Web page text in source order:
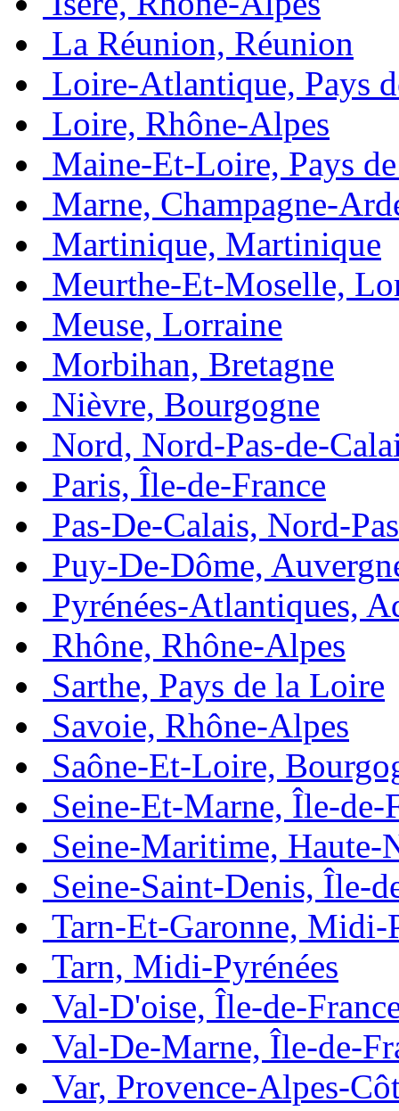
La Réunion, Réunion
Loire-Atlantique, Pays
Loire, Rhône-Alpes
Maine-Et-Loire, Pays
Marne, Champagne-
Martinique, Martinique
Meurthe-Et-Moselle,
Meuse, Lorraine
Morbihan, Bretagne
Nièvre, Bourgogne
Nord, Nord-Pas-de-
Paris, Île-de-France
Pas-De-Calais, Nord-
Puy-De-Dôme,
Pyrénées-Atlantiques,
Rhône, Rhône-Alpes
Sarthe, Pays de la Loire
Savoie, Rhône-Alpes
Saône-Et-Loire,
Seine-Et-Marne, Île-de-
Seine-Maritime, Haute-
Seine-Saint-Denis, Île-
Tarn-Et-Garonne, Midi-
Tarn, Midi-Pyrénées
Val-D'oise, Île-de-
Val-De-Marne, Île-de-
Var, Provence-Alpes-